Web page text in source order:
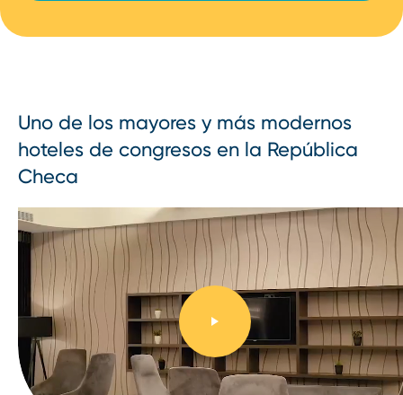
Uno de los mayores y más modernos
hoteles de congresos en la República
Checa